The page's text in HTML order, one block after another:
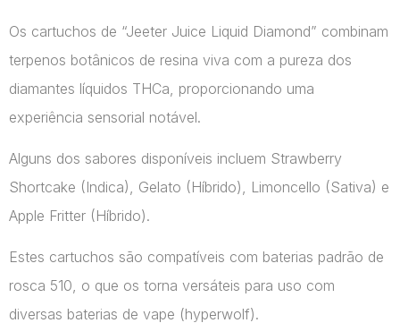
Os cartuchos de “Jeeter Juice Liquid Diamond” combinam
terpenos botânicos de resina viva com a pureza dos
diamantes líquidos THCa, proporcionando uma
experiência sensorial notável.
Alguns dos sabores disponíveis incluem Strawberry
Shortcake (Indica), Gelato (Híbrido), Limoncello (Sativa) e
Apple Fritter (Híbrido).
Estes cartuchos são compatíveis com baterias padrão de
rosca 510, o que os torna versáteis para uso com
diversas baterias de vape​ (hyperwolf)​.